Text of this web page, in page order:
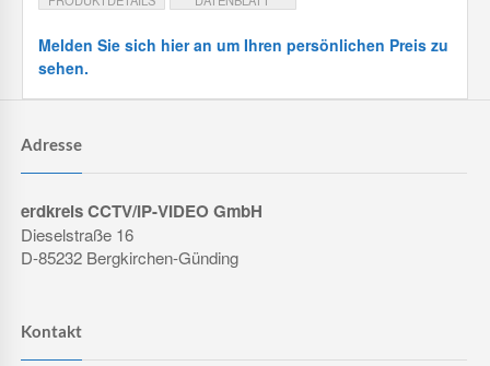
Melden Sie sich hier an um Ihren persönlichen Preis zu
sehen.
Adresse
erdkreis CCTV/IP-VIDEO GmbH
Dieselstraße 16
D-85232 Bergkirchen-Günding
Kontakt